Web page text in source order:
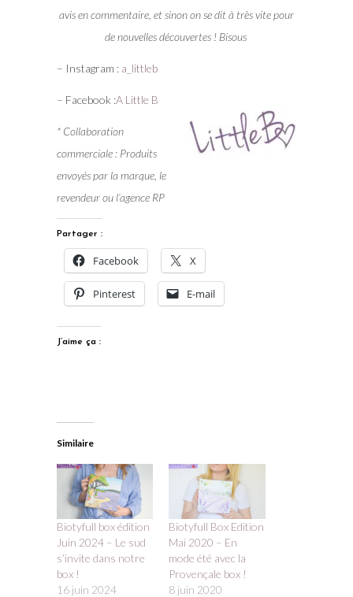
avis en commentaire, et sinon on se dit à très vite pour
de nouvelles découvertes ! Bisous
– Instagram : a_littleb
– Facebook :A Little B
* Collaboration
commerciale : Produits
envoyés par la marque, le
revendeur ou l’agence RP
Partager :
Facebook X
Pinterest E-mail
J’aime ça :
Similaire
Biotyfull box édition
Juin 2024 – Le sud
s’invite dans notre
box !
16 juin 2024
Biotyfull Box Edition
Mai 2020 – En
mode été avec la
Provençale box !
8 juin 2020